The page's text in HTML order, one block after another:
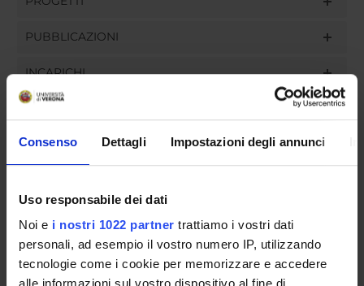
Consenso Dettagli Impostazioni degli annunci
Uso responsabile dei dati
Noi e i nostri 1022 partner trattiamo i vostri dati
personali, ad esempio il vostro numero IP, utilizzando
tecnologie come i cookie per memorizzare e accedere
PUBBLICAZIONI
INCARICHI
ORGANIZZAZIONE
GOVERNANCE
COMMISSIONI
UFFICI E STRUTTURE DI SERVIZIO